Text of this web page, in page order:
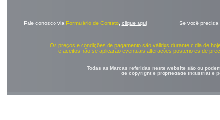
Fale conosco via Formulário de Contato, clique aqui Se você precisa
Os preços e condições de pagamento são válidos durante o dia de
e aceitos não se aplicarão eventuais alterações posteriores de
Todas as Marcas referidas neste website são ou
de copyright e propriedade industrial e